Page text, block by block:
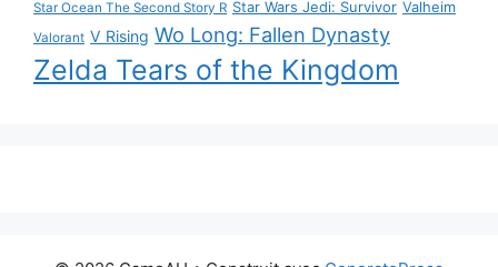
Star Ocean The Second Story R Star Wars Jedi: Survivor Valheim
Valorant V Rising Wo Long: Fallen Dynasty
Zelda Tears of the Kingdom